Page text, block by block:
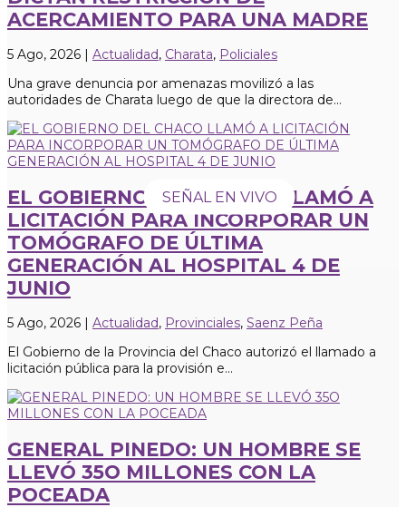
SEÑAL EN VIVO
ACERCAMIENTO PARA UNA MADRE
5 Ago, 2026 Actualidad, Charata, Policiales
Una grave denuncia por amenazas movilizó a las
autoridades de Charata luego de que la directora de...
EL GOBIERNO DEL CHACO LLAMÓ A
LICITACIÓN PARA INCORPORAR UN
TOMÓGRAFO DE ÚLTIMA
GENERACIÓN AL HOSPITAL 4 DE
JUNIO
5 Ago, 2026 | Actualidad, Provinciales, Saenz Peña
El Gobierno de la Provincia del Chaco autorizó el llamado a
licitación pública para la provisión e...
GENERAL PINEDO: UN HOMBRE SE
LLEVÓ 35O MILLONES CON LA
POCEADA